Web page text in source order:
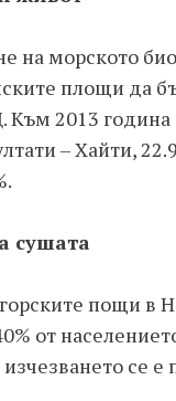
на морското
площи да
2013
– Хайти,
сушата
пощи в
от
се е